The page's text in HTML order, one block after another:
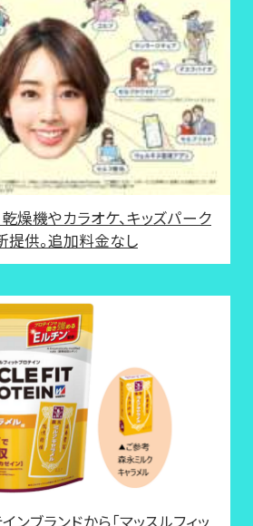
燥機やカラオケ、キッズパーク
提供。追加料金なし